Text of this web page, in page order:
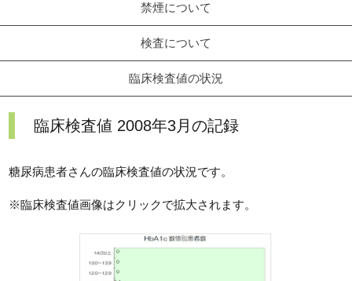
禁煙について
検査について
臨床検査値の状況
臨床検査値 2008年3月の記録
糖尿病患者さんの臨床検査値の状況です。
※臨床検査値画像はクリックで拡大されます。